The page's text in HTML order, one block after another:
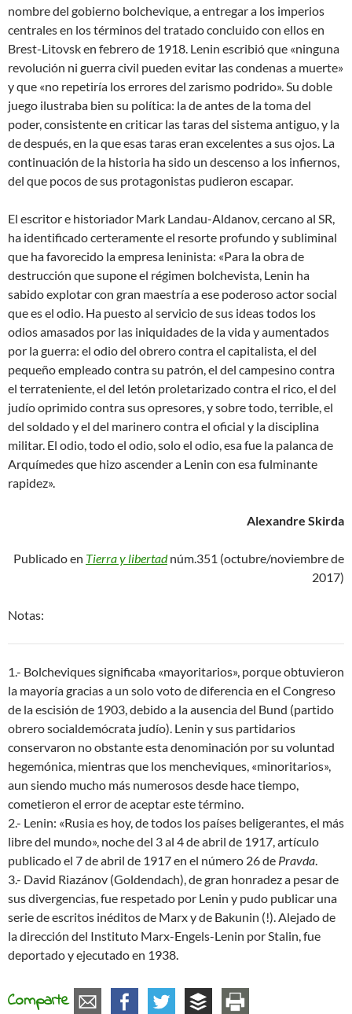
nombre del gobierno bolchevique, a entregar a los imperios
centrales en los términos del tratado concluido con ellos en
Brest-Litovsk en febrero de 1918. Lenin escribió que «ninguna
revolución ni guerra civil pueden evitar las condenas a muerte»
y que «no repetiría los errores del zarismo podrido». Su doble
juego ilustraba bien su política: la de antes de la toma del
poder, consistente en criticar las taras del sistema antiguo, y la
de después, en la que esas taras eran excelentes a sus ojos. La
continuación de la historia ha sido un descenso a los infiernos,
del que pocos de sus protagonistas pudieron escapar.
El escritor e historiador Mark Landau-Aldanov, cercano al SR,
ha identificado certeramente el resorte profundo y subliminal
que ha favorecido la empresa leninista: «Para la obra de
destrucción que supone el régimen bolchevista, Lenin ha
sabido explotar con gran maestría a ese poderoso actor social
que es el odio. Ha puesto al servicio de sus ideas todos los
odios amasados por las iniquidades de la vida y aumentados
por la guerra: el odio del obrero contra el capitalista, el del
pequeño empleado contra su patrón, el del campesino contra
el terrateniente, el del letón proletarizado contra el rico, el del
judío oprimido contra sus opresores, y sobre todo, terrible, el
del soldado y el del marinero contra el oficial y la disciplina
militar. El odio, todo el odio, solo el odio, esa fue la palanca de
Arquímedes que hizo ascender a Lenin con esa fulminante
rapidez».
Alexandre Skirda
Publicado en Tierra y libertadnúm.351 (octubre/noviembre de
2017)
Notas:
1.- Bolcheviques significaba «mayoritarios», porque obtuvieron
la mayoría gracias a un solo voto de diferencia en el Congreso
de la escisión de 1903, debido a la ausencia del Bund (partido
obrero socialdemócrata judío). Lenin y sus partidarios
conservaron no obstante esta denominación por su voluntad
hegemónica, mientras que los mencheviques, «minoritarios»,
aun siendo mucho más numerosos desde hace tiempo,
cometieron el error de aceptar este término.
2.- Lenin: «Rusia es hoy, de todos los países beligerantes, el más
libre del mundo», noche del 3 al 4 de abril de 1917, artículo
publicado el 7 de abril de 1917 en el número 26 de Pravda.
3.- David Riazánov (Goldendach), de gran honradez a pesar de
sus divergencias, fue respetado por Lenin y pudo publicar una
serie de escritos inéditos de Marx y de Bakunin (!). Alejado de
la dirección del Instituto Marx-Engels-Lenin por Stalin, fue
deportado y ejecutado en 1938.
Comparte